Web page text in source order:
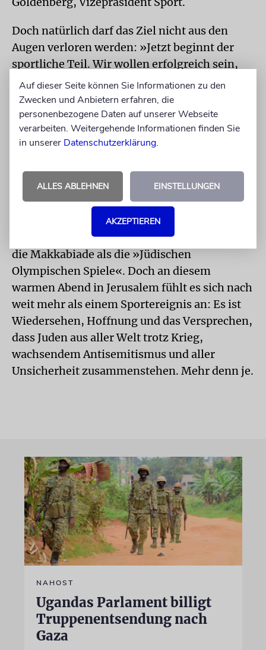
Doch natürlich darf das Ziel nicht aus den
Augen verloren werden: »Jetzt beginnt der
sportliche Teil. Wir wollen erfolgreich sein,
Medaillen gewinnen und als Team
Deutschland bei dieser Makkabiade
überzeugen«, so Goldenberg weiter.
Als das Feuerwerk über dem Stadion
richtet sich der Blick auf die Wettkämpfe.
Denn schon am nächsten Morgen beginnt der
sportliche Alltag für die Teams.
Seit fast einem Jahrhundert bezeichnet sich
die Makkabiade als die »Jüdischen
Olympischen Spiele«. Doch an diesem
warmen Abend in Jerusalem fühlt es sich nach
weit mehr als einem Sportereignis an: Es ist
Wiedersehen, Hoffnung und das Versprechen,
dass Juden aus aller Welt trotz Krieg,
wachsendem Antisemitismus und aller
Unsicherheit zusammenstehen. Mehr denn je.
NAHOST
Ugandas Parlament billigt
Truppenentsendung nach
Gaza
Auf dieser Seite können Sie Informationen zu den
Zwecken und Anbietern erfahren, die
personenbezogene Daten auf unserer Webseite
verarbeiten. Weitergehende Informationen finden Sie
in unserer Datenschutzerklärung.
ALLES ABLEHNEN EINSTELLUNGEN
AKZEPTIEREN